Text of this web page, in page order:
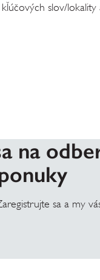
slov/
na
sa a my